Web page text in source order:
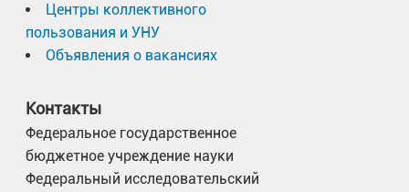
Центры коллективного
пользования и УНУ
Объявления о вакансиях
Контакты
Федеральное государственное
бюджетное учреждение науки
Федеральный исследовательский